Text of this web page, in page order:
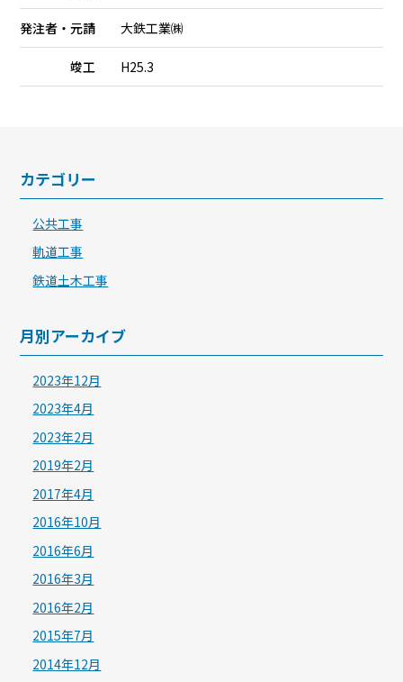
発注者・元請 大鉄工業㈱
竣工 H25.3
カテゴリー
公共工事
軌道工事
鉄道土木工事
月別アーカイブ
2023年12月
2023年4月
2023年2月
2019年2月
2017年4月
2016年10月
2016年6月
2016年3月
2016年2月
2015年7月
2014年12月